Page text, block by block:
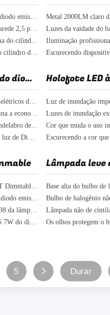
Luz cilíndrica Recessed da espiga, luz de teto do cilindro do diodo emissor de luz de 15w 1200lm
A luz do cilindro do diodo emissor de luz da montagem da parede 2,5 polegadas de tipo Dimmable ETL do candelabro de parede certificou
Cilindro ajustável acima abaixo da luz da parede, luz da forma do cilindro 5cct
Tipo luminoso da espiga da polegada 1200 da luz 15w 2,5 do cilindro do diodo emissor de luz da aprovação do FCC
Luz do candelabro de parede da parede do diodo emissor de luz
Alumínio moderno interno do comprimento dos dispositivos elétricos de luz 3000K do candelabro de parede da parede do diodo emissor de luz 120mm
A parede moderna do banheiro do diodo emissor de luz ilumina a economia de energia de alumínio de 240V IP20
Aprovação decorativa da altura ETL da luz 6W 90mm do candelabro de parede da parede do diodo emissor de luz
Luzes de poupança de energia da parede do diodo emissor de luz de Dimmable, luzes internas 6W da parede
Holofote LED
Ampola PAR30 da lâmpada do diodo emissor de luz de 5CCT Dimmable E26 customizável
Controle versátil ajustável dos bulbos PAR20 E26 5000K do diodo emissor de luz do redutor da aprovação do FCC
O UL certificou os dispositivos elétricos de luz incluidos Par38 da lâmpada do diodo emissor de luz de Dimmable 15w para o lugar molhado
Tensão de alumínio da lâmpada DC12V GU5.3 5000K MR16 7W do diodo emissor de luz de Dimmable baixa
Lâmpada leve
5 Durar